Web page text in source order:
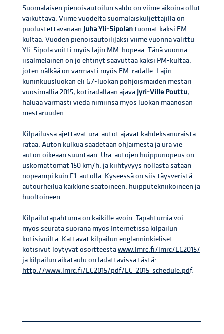
Suomalaisen pienoisautoilun saldo on viime aikoina ollut
vaikuttava. Viime vuodelta suomalaiskuljettajilla on
puolustettavanaan Juha Yli-Sipolantuomat kaksi EM-
kultaa. Vuoden pienoisautoilijaksi viime vuonna valittu
Yli-Sipola voitti myös lajin MM-hopeaa. Tänä vuonna
iisalmelainen on jo ehtinyt saavuttaa kaksi PM-kultaa,
joten nälkää on varmasti myös EM-radalle. Lajin
kuninkuusluokan eli G7-luokan pohjoismaiden mestari
vuosimallia 2015, kotiradallaan ajavaJyri-Ville Pouttu,
haluaa varmasti viedä nimiinsä myös luokan maanosan
mestaruuden.
Kilpailussa ajettavat ura-autot ajavat kahdeksanuraista
rataa. Auton kulkua säädetään ohjaimesta ja ura vie
auton oikeaan suuntaan. Ura-autojen huippunopeus on
uskomattomat 150 km/h, ja kiihtyvyys nollasta sataan
nopeampi kuin F1-autolla. Kyseessä on siis täysveristä
autourheilua kaikkine säätöineen, huipputekniikoineen ja
huoltoineen.
Kilpailutapahtuma on kaikille avoin. Tapahtumia voi
myös seurata suorana myös Internetissä kilpailun
kotisivuilta. Kattavat kilpailun englanninkieliset
kotisivut löytyvät osoitteestawww.lmrc.fi/lmrc/EC2015/
ja kilpailun aikataulu on ladattavissa tästä:
http://www.lmrc.fi/EC2015/pdf/EC_2015_schedule.pdf.